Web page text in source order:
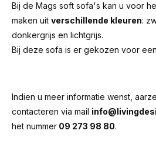
Bij de Mags soft sofa's kan u voor
maken uit verschillende kleuren:
donkergrijs en lichtgrijs.
Bij deze sofa is er gekozen voor een
Indien u meer informatie wenst,
contacteren via mail
het nummer 09 273 98 80.